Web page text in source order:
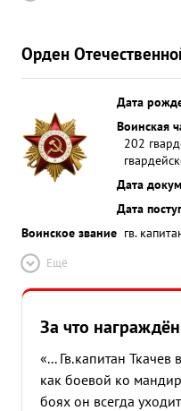
Орден
Дата
Воинская
202
Дата
Дата
Воинское звание гв.
Ещё
За что награждён
«... Гв.капитан
как боевой ко
боях он всегда